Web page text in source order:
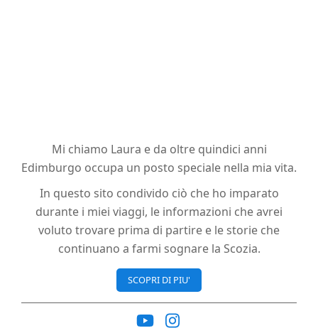
Mi chiamo Laura e da oltre quindici anni
Edimburgo occupa un posto speciale nella mia vita.
In questo sito condivido ciò che ho imparato
durante i miei viaggi, le informazioni che avrei
voluto trovare prima di partire e le storie che
continuano a farmi sognare la Scozia.
SCOPRI DI PIU'